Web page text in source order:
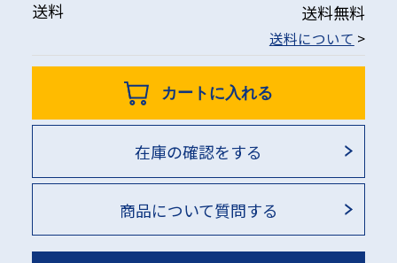
送料 送料無料
送料について >
カートに入れる
在庫の確認をする
商品について質問する